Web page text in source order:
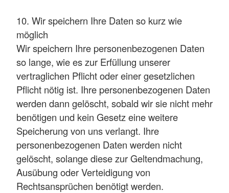
10. Wir speichern Ihre Daten so kurz wie
möglich
Wir speichern Ihre personenbezogenen Daten
so lange, wie es zur Erfüllung unserer
vertraglichen Pflicht oder einer gesetzlichen
Pflicht nötig ist. Ihre personenbezogenen Daten
werden dann gelöscht, sobald wir sie nicht mehr
benötigen und kein Gesetz eine weitere
Speicherung von uns verlangt. Ihre
personenbezogenen Daten werden nicht
gelöscht, solange diese zur Geltendmachung,
Ausübung oder Verteidigung von
Rechtsansprüchen benötigt werden.